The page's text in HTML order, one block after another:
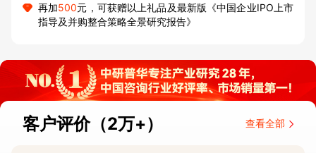
再加500元，可获赠以上礼品及最新版《中国企业IPO上市
指导及并购整合策略全景研究报告》
客户评价（2万+） 查看全部